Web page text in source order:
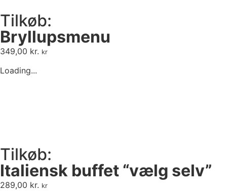
Tilkøb:
Bryllupsmenu
349,00 kr. kr
Loading...
Tilkøb:
Italiensk buffet “vælg selv”
289,00 kr. kr